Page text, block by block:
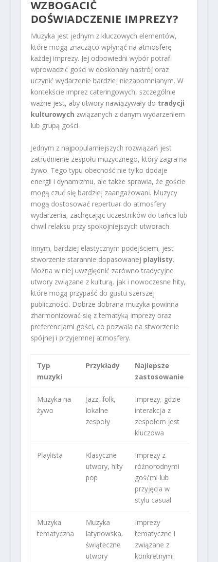
WZBOGACIĆ
DOŚWIADCZENIE IMPREZY?
Muzyka jest jednym z kluczowych elementów,
które mogą znacząco wpłynąć na atmosferę
każdej imprezy. Jej odpowiedni wybór potrafi
wprowadzić gości w doskonały nastrój oraz
uczynić wydarzenie bardziej niezapomnianym. W
kontekście imprez cateringowych, szczególnie
ważne jest, aby utwory nawiązywały do tradycji
kulturowych związanych z danym wydarzeniem
lub grupą gości.
Jednym z najpopularniejszych rozwiązań jest
zatrudnienie zespołu muzycznego, który zagra na
żywo. Tego typu obecność nie tylko dodaje
energii i dynamizmu, ale także sprawia, że goście
mogą czuć się bardziej zaangażowani. Muzycy
mogą dostosować repertuar do atmosfery
wydarzenia, zachęcając uczestników do tańca lub
chwil relaksu przy spokojniejszych utworach.
Innym, bardziej elastycznym podejściem, jest
stworzenie starannie dopasowanej playlisty.
Można w niej uwzględnić zarówno tradycyjne
utwory związane z kulturą, jak i nowoczesne hity,
które mogą przypaść do gustu szerszej
publiczności. Dobrze dobrana muzyka powinna
zharmonizować się z tematyką imprezy oraz
preferencjami gości, co pozwala na stworzenie
spójnej i przyjemnej atmosfery.
Typ
muzyki
Przykłady
Najlepsze
zastosowanie
Muzyka na
żywo
Jazz, folk,
lokalne
zespoły
Imprezy, gdzie
interakcja z
zespołem jest
kluczowa
Playlista
Klasyczne
utwory, hity
pop
Imprezy z
różnorodnymi
gośćmi lub
przyjęcia w
stylu casual
Muzyka
tematyczna
Muzyka
latynowska,
świąteczne
utwory
Imprezy
tematyczne i
związane z
konkretnymi